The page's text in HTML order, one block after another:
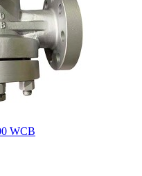
WCB